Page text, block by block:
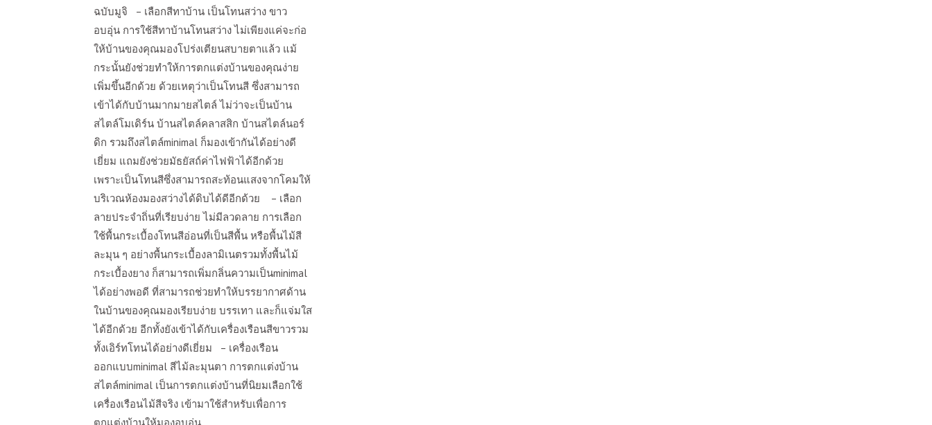
ฉบับมูจิ – เลือกสีทาบ้าน เป็นโทนสว่าง ขาว
อบอุ่น การใช้สีทาบ้านโทนสว่าง ไม่เพียงแค่จะก่อ
ให้บ้านของคุณมองโปร่งเตียนสบายตาแล้ว แม้
กระนั้นยังช่วยทำให้การตกแต่งบ้านของคุณง่าย
เพิ่มขึ้นอีกด้วย ด้วยเหตุว่าเป็นโทนสี ซึ่งสามารถ
เข้าได้กับบ้านมากมายสไตล์ ไม่ว่าจะเป็นบ้าน
สไตล์โมเดิร์น บ้านสไตล์คลาสสิก บ้านสไตล์นอร์
ดิก รวมถึงสไตล์minimal ก็มองเข้ากันได้อย่างดี
เยี่ยม แถมยังช่วยมัธยัสถ์ค่าไฟฟ้าได้อีกด้วย
เพราะเป็นโทนสีซึ่งสามารถสะท้อนแสงจากโคมให้
บริเวณห้องมองสว่างได้ดิบได้ดีอีกด้วย – เลือก
ลายประจำถิ่นที่เรียบง่าย ไม่มีลวดลาย การเลือก
ใช้พื้นกระเบื้องโทนสีอ่อนที่เป็นสีพื้น หรือพื้นไม้สี
ละมุน ๆ อย่างพื้นกระเบื้องลามิเนตรวมทั้งพื้นไม้
กระเบื้องยาง ก็สามารถเพิ่มกลิ่นความเป็นminimal
ได้อย่างพอดี ที่สามารถช่วยทำให้บรรยากาศด้าน
ในบ้านของคุณมองเรียบง่าย บรรเทา และก็แจ่มใส
ได้อีกด้วย อีกทั้งยังเข้าได้กับเครื่องเรือนสีขาวรวม
ทั้งเอิร์ทโทนได้อย่างดีเยี่ยม – เครื่องเรือน
ออกแบบminimal สีไม้ละมุนตา การตกแต่งบ้าน
สไตล์minimal เป็นการตกแต่งบ้านที่นิยมเลือกใช้
เครื่องเรือนไม้สีจริง เข้ามาใช้สำหรับเพื่อการ